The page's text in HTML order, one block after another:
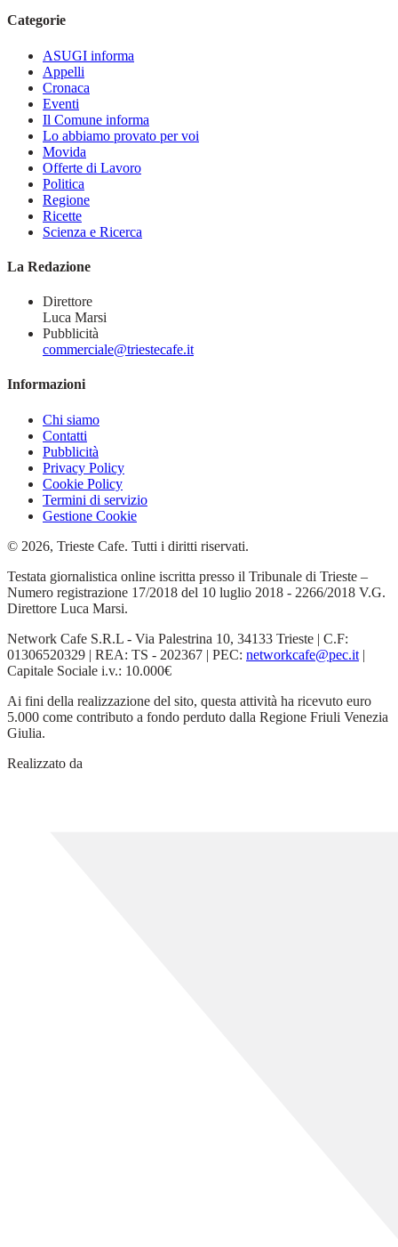
Categorie
ASUGI informa
Appelli
Cronaca
Eventi
Il Comune informa
Lo abbiamo provato per voi
Movida
Offerte di Lavoro
Politica
Regione
Ricette
Scienza e Ricerca
La Redazione
Direttore
Luca Marsi
Pubblicità
commerciale@triestecafe.it
Informazioni
Chi siamo
Contatti
Pubblicità
Privacy Policy
Cookie Policy
Termini di servizio
Gestione Cookie
© 2026, Trieste Cafe. Tutti i diritti riservati.
Testata giornalistica online iscritta presso il Tribunale di Trieste –
Numero registrazione 17/2018 del 10 luglio 2018 - 2266/2018 V.G.
Direttore Luca Marsi.
Network Cafe S.R.L - Via Palestrina 10, 34133 Trieste | C.F:
01306520329 | REA: TS - 202367 | PEC: networkcafe@pec.it |
Capitale Sociale i.v.: 10.000€
Ai fini della realizzazione del sito, questa attività ha ricevuto euro
5.000 come contributo a fondo perduto dalla Regione Friuli Venezia
Giulia.
Realizzato da